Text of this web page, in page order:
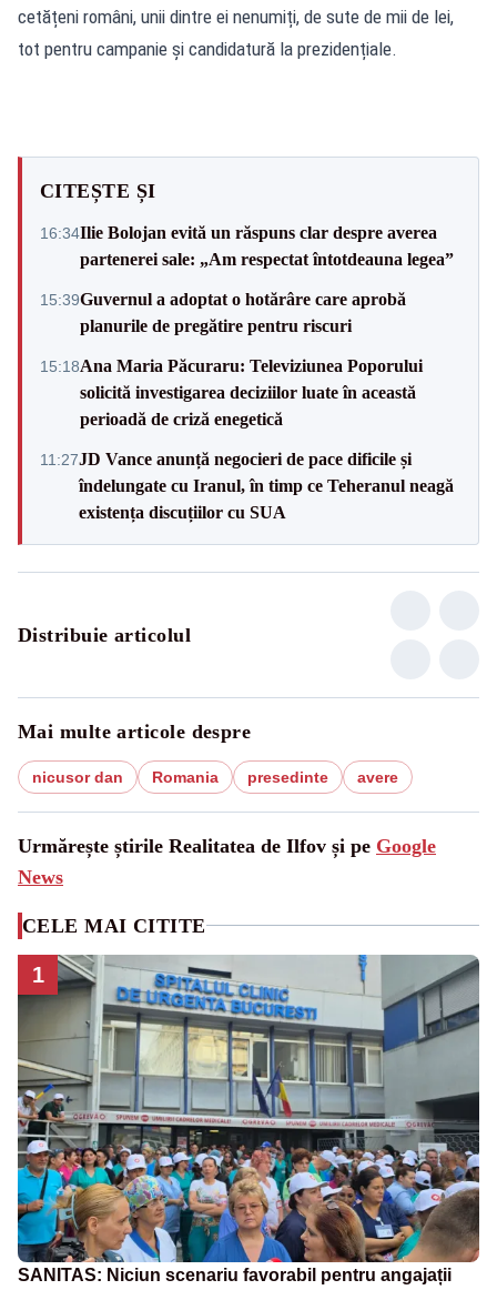
cetățeni români, unii dintre ei nenumiți, de sute de mii de lei,
tot pentru campanie și candidatură la prezidențiale.
CITEȘTE ȘI
16:34Ilie Bolojan evită un răspuns clar despre averea
partenerei sale: „Am respectat întotdeauna legea”
15:39Guvernul a adoptat o hotărâre care aprobă
planurile de pregătire pentru riscuri
15:18Ana Maria Păcuraru: Televiziunea Poporului
solicită investigarea deciziilor luate în această
perioadă de criză enegetică
11:27JD Vance anunță negocieri de pace dificile și
îndelungate cu Iranul, în timp ce Teheranul neagă
existența discuțiilor cu SUA
Distribuie articolul
Mai multe articole despre
nicusor dan Romania presedinte avere
Urmărește știrile Realitatea de Ilfov și pe Google
News
CELE MAI CITITE
1
SANITAS: Niciun scenariu favorabil pentru angajații